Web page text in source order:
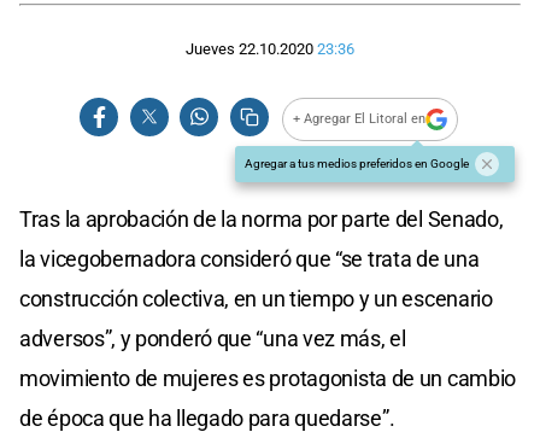
Jueves 22.10.2020 23:36
+ Agregar El Litoral en
Agregar a tus medios preferidos en Google
Tras la aprobación de la norma por parte del Senado,
la vicegobernadora consideró que “se trata de una
construcción colectiva, en un tiempo y un escenario
adversos”, y ponderó que “una vez más, el
movimiento de mujeres es protagonista de un cambio
de época que ha llegado para quedarse”.